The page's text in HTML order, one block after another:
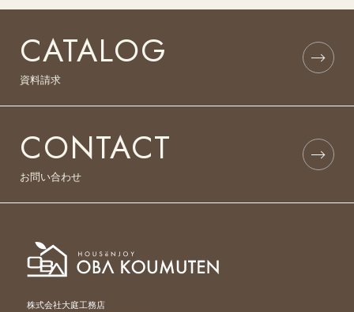
CATALOG
資料請求
CONTACT
お問い合わせ
株式会社大庭工務店